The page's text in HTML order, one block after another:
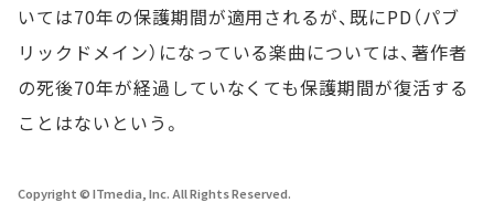
いては70年の保護期間が適用されるが、既にPD（パブ
リックドメイン）になっている楽曲については、著作者
の死後70年が経過していなくても保護期間が復活する
ことはないという。
Copyright © ITmedia, Inc. All Rights Reserved.